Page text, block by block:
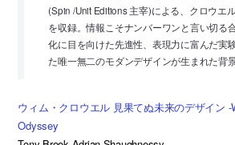
(Spin /Unit Editions 主宰)による、クロウエ
を収録。情報こそナンバーワンと言い切る
化に目を向けた先進性、表現力に富んだ実
た唯一無二のモダンデザインが生まれた背
ウィム・クロウエル 見果てぬ未来のデザイン -
Odyssey